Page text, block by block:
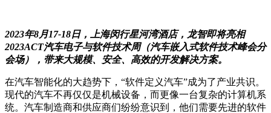
2023年8月17-18日，上海闵行星河湾酒店，龙智即将亮相
2023ACT汽车电子与软件技术周（汽车嵌入式软件技术峰会分
会场），带来大规模、安全、高效的开发解决方案。
在汽车智能化的大趋势下，“软件定义汽车”成为了产业共识。
现代的汽车不再仅仅是机械设备，而更像一台复杂的计算机系
统。汽车制造商和供应商们纷纷意识到，他们需要先进的软件